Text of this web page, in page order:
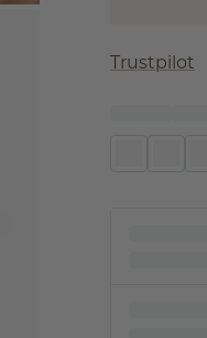
Trustpilot